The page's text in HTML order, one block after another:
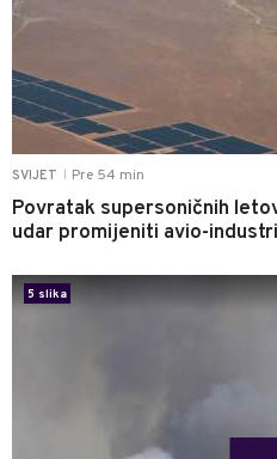
SVIJET Pre 54 min
Povratak supersoničnih
udar promijeniti avio-
5 slika